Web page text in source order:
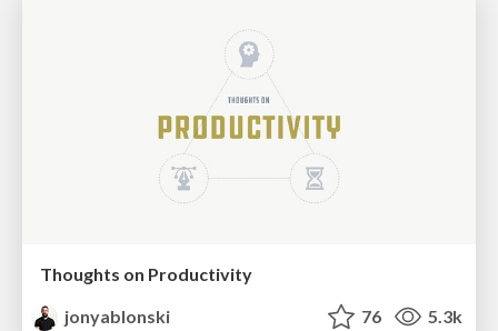
Thoughts on Productivity
jonyablonski
76 5.3k